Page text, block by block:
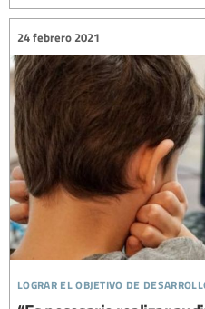
lograr el objetivo de
24 febrero 2021